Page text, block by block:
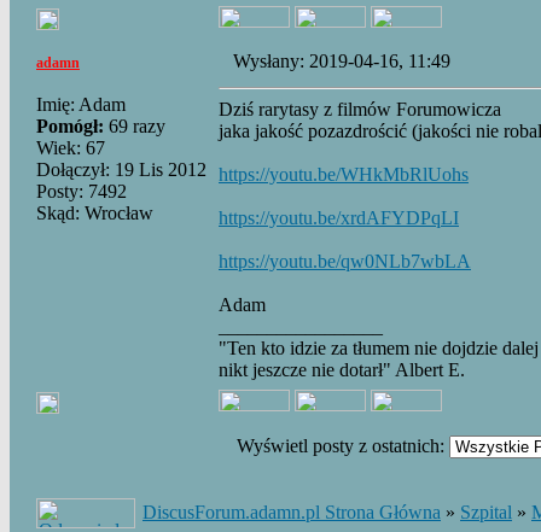
adamn
Imię: Adam
Pomógł: 69 razy
Wiek: 67
Dołączył: 19 Lis 2012
Posty: 7492
Skąd: Wrocław
Wysłany: 2019-04-16, 11:49
Dziś rarytasy z filmów Forumowicza
jaka jakość pozazdrościć (jakości nie
https://youtu.be/WHkMbRlUohs
https://youtu.be/xrdAFYDPqLI
https://youtu.be/qw0NLb7wbLA
Adam
"Ten kto idzie za tłumem nie dojdzie
nikt jeszcze nie dotarł" Albert E.
Wyświetl posty z ostatnich:
DiscusForum.adamn.pl Strona Główna » Szpital »